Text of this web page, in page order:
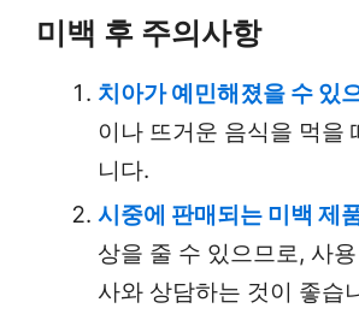
미백 후 주의사항
치아가 예민해졌을 수 있
이나 뜨거운 음식을 먹을
니다.
시중에 판매되는 미백 제
상을 줄 수 있으므로, 사
사와 상담하는 것이 좋습